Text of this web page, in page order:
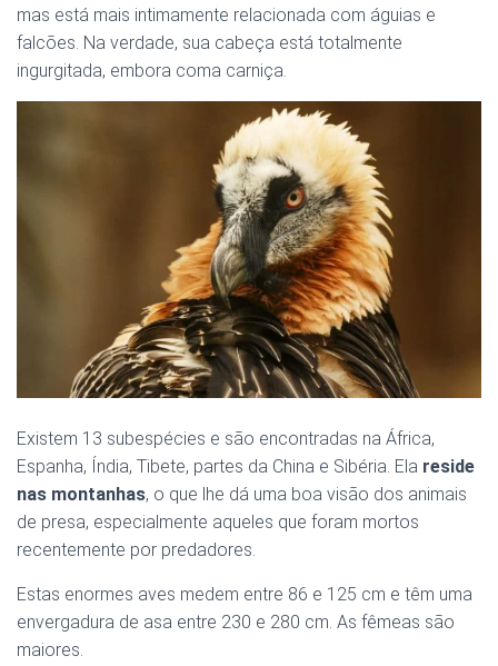
mas está mais intimamente relacionada com águias e
falcões. Na verdade, sua cabeça está totalmente
ingurgitada, embora coma carniça.
Existem 13 subespécies e são encontradas na África,
Espanha, Índia, Tibete, partes da China e Sibéria. Ela reside
nas montanhas, o que lhe dá uma boa visão dos animais
de presa, especialmente aqueles que foram mortos
recentemente por predadores.
Estas enormes aves medem entre 86 e 125 cm e têm uma
envergadura de asa entre 230 e 280 cm. As fêmeas são
maiores.